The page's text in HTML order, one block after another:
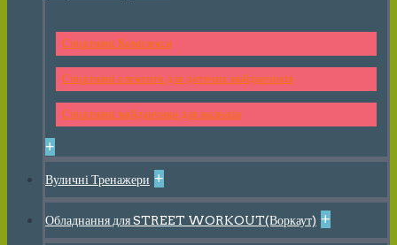
Спортивні Комплекси
Спортивні елементи для дитячих майданчиків
Спортивні майданчики для малюків
+
Вуличні Тренажери +
Обладнання для STREET WORKOUT(Воркаут) +